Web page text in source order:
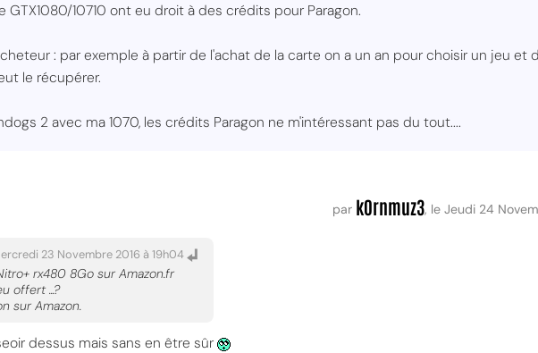
10710 ont eu droit à des crédits pour Paragon.
: par exemple à partir de l'achat de la carte on a un an pour choisir un jeu et
le récupérer.
2 avec ma 1070, les crédits Paragon ne m'intéressant pas du tout....
par k0rnmuz3, le Jeudi 24
23 Novembre 2016 à 19h04
rx480 8Go sur Amazon.fr
offert ...?
sur Amazon.
dessus mais sans en être sûr